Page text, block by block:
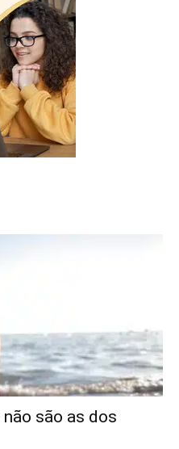
são as dos